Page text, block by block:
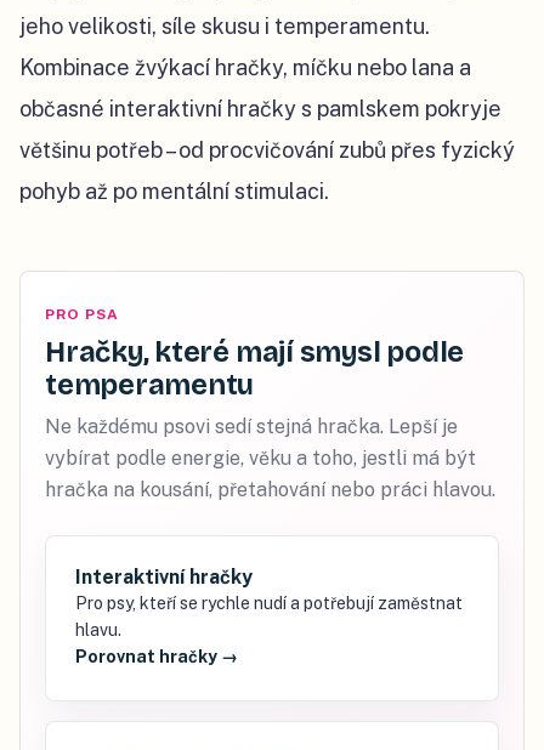
jeho velikosti, síle skusu i temperamentu.
Kombinace žvýkací hračky, míčku nebo lana a
občasné interaktivní hračky s pamlskem pokryje
většinu potřeb – od procvičování zubů přes fyzický
pohyb až po mentální stimulaci.
PRO PSA
Hračky, které mají smysl podle
temperamentu
Ne každému psovi sedí stejná hračka. Lepší je
vybírat podle energie, věku a toho, jestli má být
hračka na kousání, přetahování nebo práci hlavou.
Interaktivní hračky
Pro psy, kteří se rychle nudí a potřebují zaměstnat
hlavu.
Porovnat hračky →